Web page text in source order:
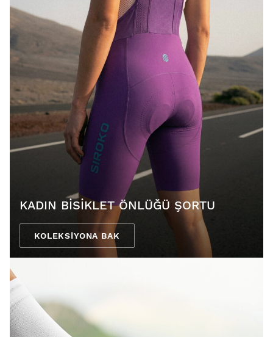
KADIN BISIKLET ÖNLÜĞÜ ŞORTU
KOLEKSIYONA BAK